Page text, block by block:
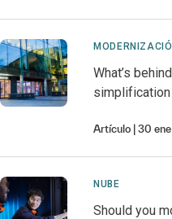
What’s
simplification
Artículo 30
NUBE
Should you